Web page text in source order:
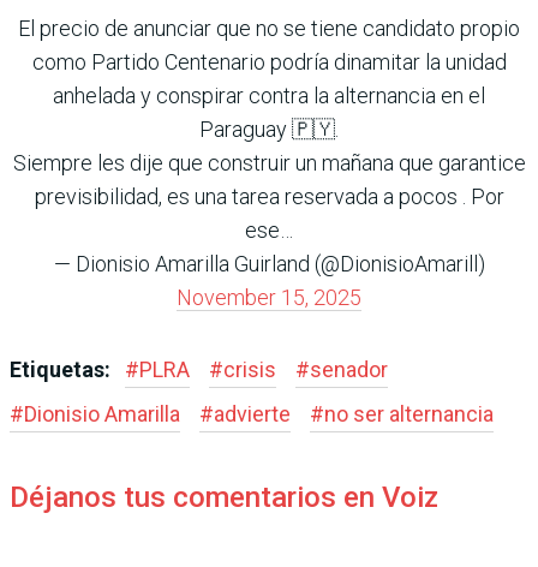
El precio de anunciar que no se tiene candidato propio
como Partido Centenario podría dinamitar la unidad
anhelada y conspirar contra la alternancia en el
Paraguay 🇵🇾.
Siempre les dije que construir un mañana que garantice
previsibilidad, es una tarea reservada a pocos . Por
ese…
— Dionisio Amarilla Guirland (@DionisioAmarill)
November 15, 2025
Etiquetas: #PLRA #crisis #senador
#Dionisio Amarilla #advierte #no ser alternancia
Déjanos tus comentarios en Voiz